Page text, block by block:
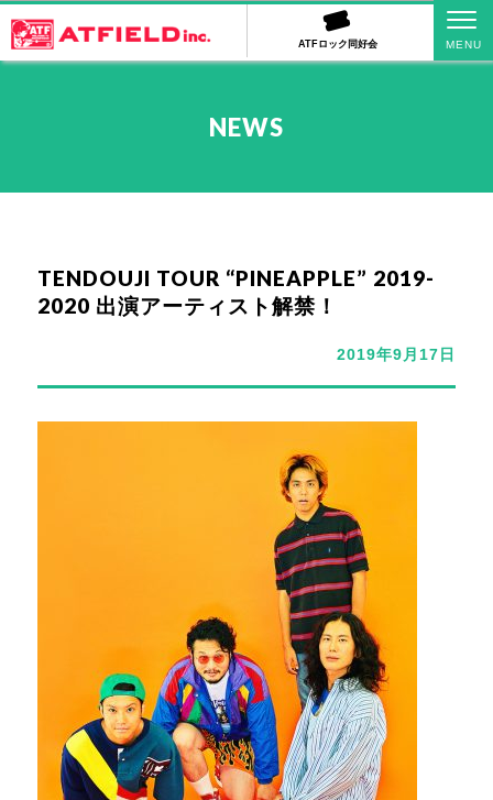
ATFロック同好会
NEWS
TENDOUJI TOUR “PINEAPPLE” 2019-
2020 出演アーティスト解禁！
2019年9月17日